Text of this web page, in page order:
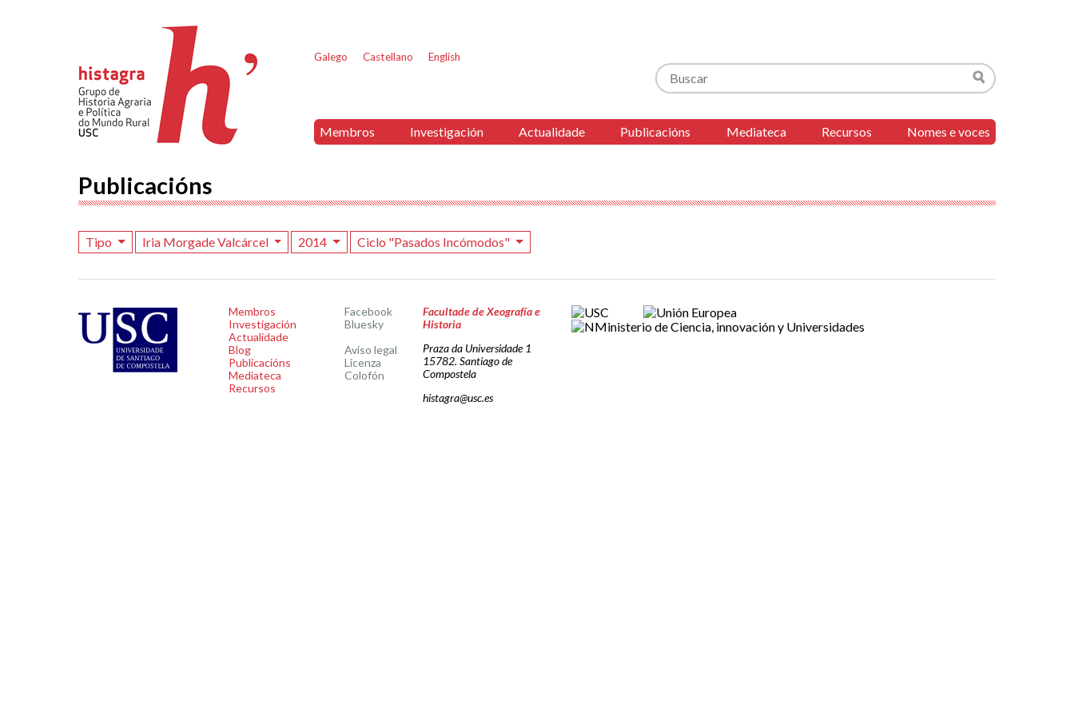
Galego Castellano English
Buscar
Buscar
Membros Investigación Actualidade Publicacións Mediateca Recursos Nomes e voces
Publicacións
Tipo Iria Morgade Valcárcel 2014 Ciclo "Pasados Incómodos"
Membros
Investigación
Actualidade
Blog
Publicacións
Mediateca
Recursos
Facebook
Bluesky
Aviso legal
Licenza
Colofón
Facultade de Xeografía e
Historia
Praza da Universidade 1
15782. Santiago de
Compostela
histagra@usc.es